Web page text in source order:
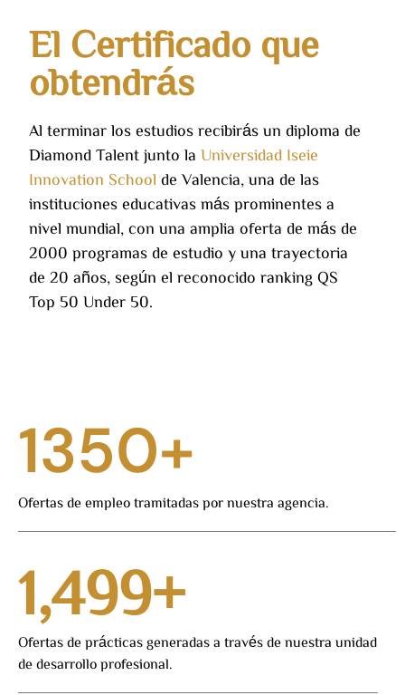
El Certificado que
obtendrás
Al terminar los estudios recibirás un diploma de
Diamond Talent junto la Universidad Iseie
Innovation School de Valencia, una de las
instituciones educativas más prominentes a
nivel mundial, con una amplia oferta de más de
2000 programas de estudio y una trayectoria
de 20 años, según el reconocido ranking QS
Top 50 Under 50.
1350+
Ofertas de empleo tramitadas por nuestra agencia.
1,500+
Ofertas de prácticas generadas a través de nuestra unidad
de desarrollo profesional.